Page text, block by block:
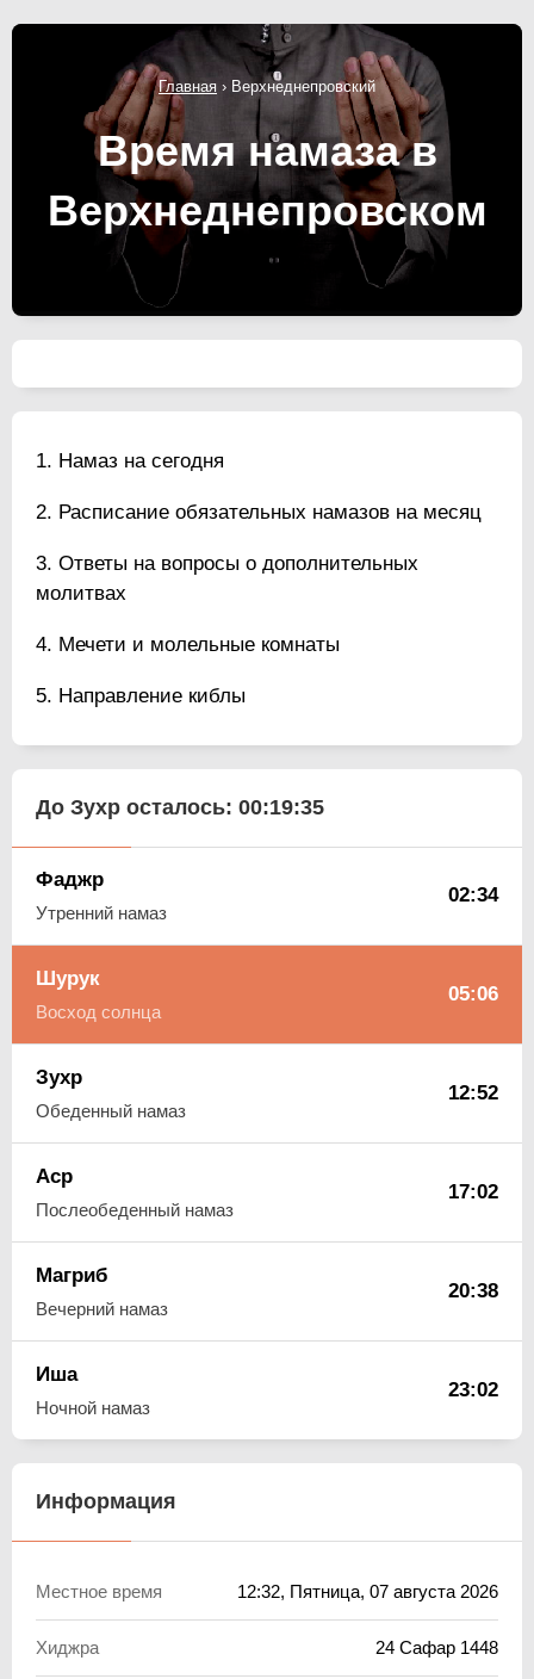
Главная › Верхнеднепровский
Время намаза в
Верхнеднепровском
Намаз на сегодня
Расписание обязательных намазов на месяц
Ответы на вопросы о дополнительных
молитвах
Мечети и молельные комнаты
Направление киблы
До Зухр осталось: 00:19:35
Фаджр
Утренний намаз
02:34
Шурук
Восход солнца
05:06
Зухр
Обеденный намаз
12:52
Аср
Послеобеденный намаз
17:02
Магриб
Вечерний намаз
20:38
Иша
Ночной намаз
23:02
Информация
Местное время 12:32, Пятница, 07 августа 2026
Хиджра 24 Сафар 1448